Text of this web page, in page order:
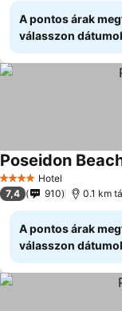
A pontos árak
válasszon
4 KategóriaHotel
Poseidon
7,4 910 0.1 km
A pontos árak
válasszon